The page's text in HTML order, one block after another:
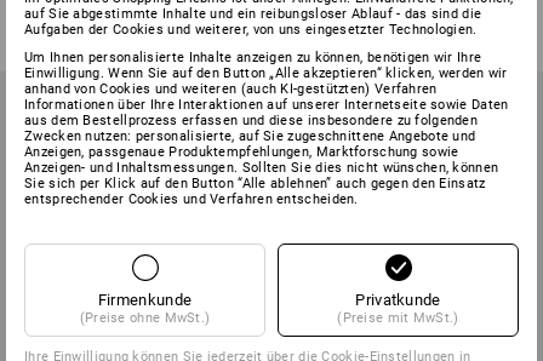
ab 4,51 €
(m. MwSt.) ab 30 Pack
ab 33,31 €
(m. MwSt.) ab 6 Rollen
auf Sie abgestimmte Inhalte und ein reibungsloser Ablauf - das sind die
Aufgaben der Cookies und weiterer, von uns eingesetzter Technologien.
Um Ihnen personalisierte Inhalte anzeigen zu können, benötigen wir Ihre
Einwilligung. Wenn Sie auf den Button „Alle akzeptieren“ klicken, werden wir
anhand von Cookies und weiteren (auch KI-gestützten) Verfahren
Informationen über Ihre Interaktionen auf unserer Internetseite sowie Daten
aus dem Bestellprozess erfassen und diese insbesondere zu folgenden
Zwecken nutzen: personalisierte, auf Sie zugeschnittene Angebote und
Anzeigen, passgenaue Produktempfehlungen, Marktforschung sowie
Anzeigen- und Inhaltsmessungen. Sollten Sie dies nicht wünschen, können
Sie sich per Klick auf den Button “Alle ablehnen” auch gegen den Einsatz
entsprechender Cookies und Verfahren entscheiden.
Firmenkunde
(Preise ohne MwSt.)
Privatkunde
(Preise mit MwSt.)
Ihre Einwilligung können Sie jederzeit über dieCookie-Einstellungen in